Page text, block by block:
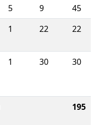
5 9
45
1 22 22
1 30 30
195